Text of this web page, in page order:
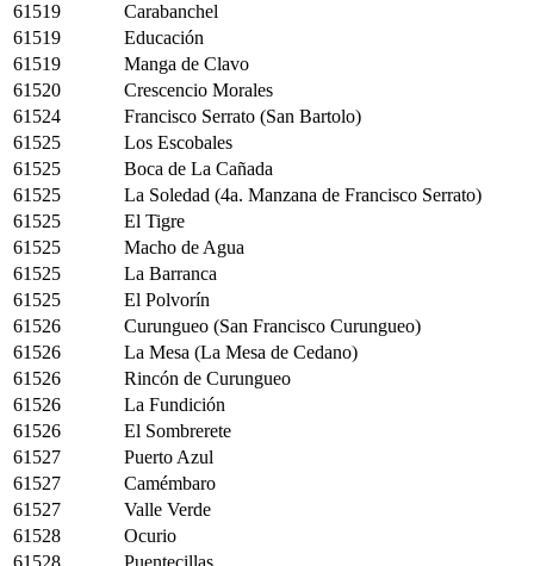
61519
Carabanchel
61519
Educación
61519
Manga de Clavo
61520
Crescencio Morales
61524
Francisco Serrato (San Bartolo)
61525
Los Escobales
61525
Boca de La Cañada
61525
La Soledad (4a. Manzana de Francisco Serrato)
61525
El Tigre
61525
Macho de Agua
61525
La Barranca
61525
El Polvorín
61526
Curungueo (San Francisco Curungueo)
61526
La Mesa (La Mesa de Cedano)
61526
Rincón de Curungueo
61526
La Fundición
61526
El Sombrerete
61527
Puerto Azul
61527
Camémbaro
61527
Valle Verde
61528
Ocurio